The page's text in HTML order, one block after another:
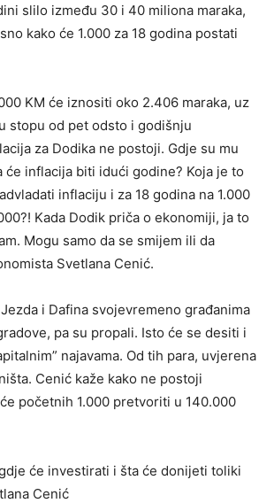
slilo između 30 i 40 miliona maraka,
kako će 1.000 za 18 godina postati
KM će iznositi oko 2.406 maraka, uz
stopu od pet odsto i godišnju
za Dodika ne postoji. Gdje su mu
će inflacija biti idući godine? Koja je to
inflaciju i za 18 godina na 1.000
Kada Dodik priča o ekonomiji, ja to
Mogu samo da se smijem ili da
Svetlana Cenić.
i Dafina svojevremeno građanima
pa su propali. Isto će se desiti i
najavama. Od tih para, uvjerena
Cenić kaže kako ne postoji
početnih 1.000 pretvoriti u 140.000
će investirati i šta će donijeti toliki
Cenić